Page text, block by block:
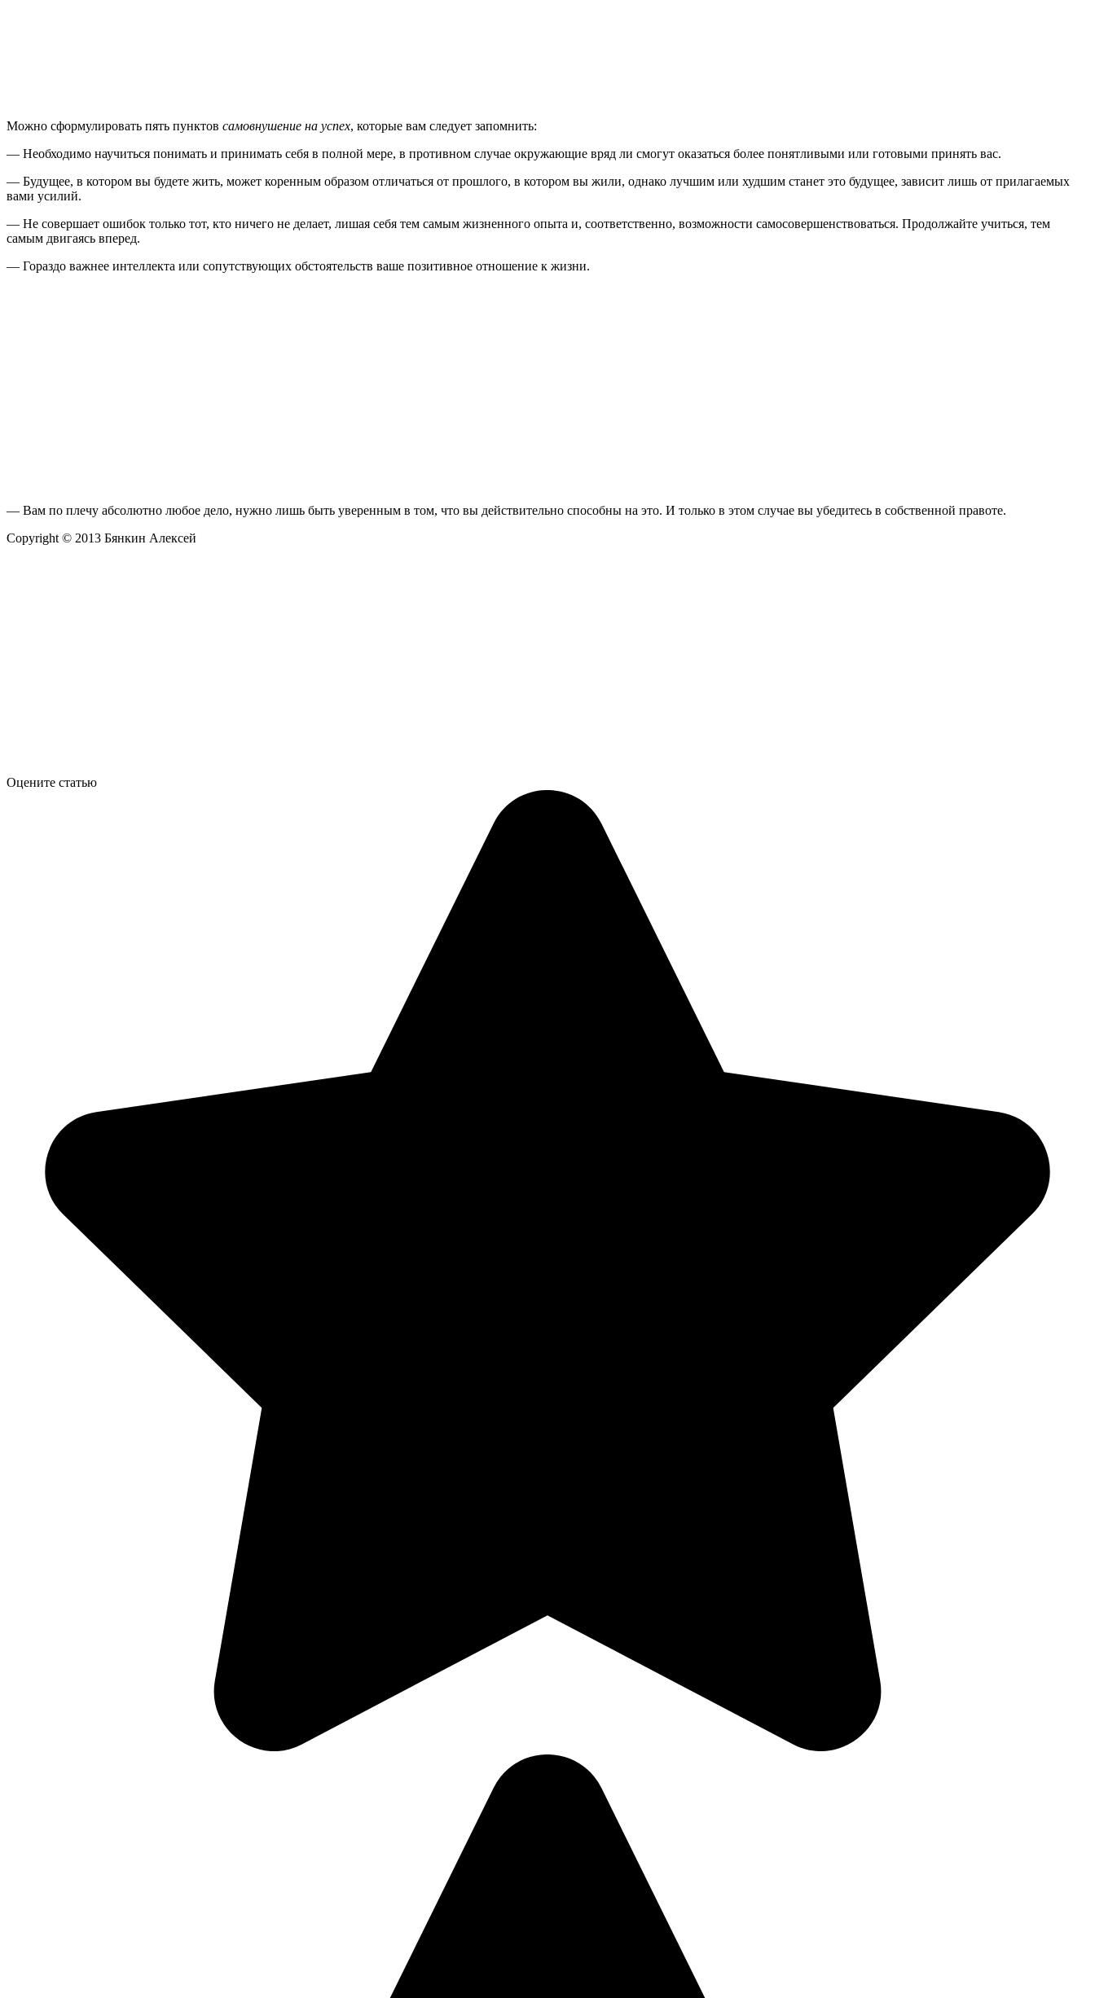
Можно сформулировать пять пунктов самовнушение на успех, которые вам следует запомнить:
— Необходимо научиться понимать и принимать себя в полной мере, в противном случае окружающие вряд ли смогут оказаться более понятливыми или готовыми принять вас.
— Будущее, в котором вы будете жить, может коренным образом отличаться от прошлого, в котором вы жили, однако лучшим или худшим станет это будущее, зависит лишь от прилагаемых
вами усилий.
— Не совершает ошибок только тот, кто ничего не делает, лишая себя тем самым жизненного опыта и, соответственно, возможности самосовершенствоваться. Продолжайте учиться, тем
самым двигаясь вперед.
— Гораздо важнее интеллекта или сопутствующих обстоятельств ваше позитивное отношение к жизни.
— Вам по плечу абсолютно любое дело, нужно лишь быть уверенным в том, что вы действительно способны на это. И только в этом случае вы убедитесь в собственной правоте.
Copyright © 2013 Бянкин Алексей
Оцените статью